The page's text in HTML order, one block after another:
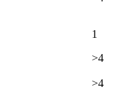
1
>4
>4